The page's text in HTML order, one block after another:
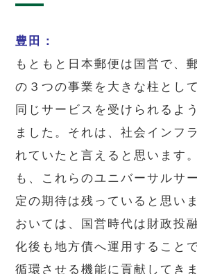
豊田：
もともと日本郵便は国営で、
の３つの事業を大きな柱とし
同じサービスを受けられるよ
ました。それは、社会インフ
れていたと言えると思います
も、これらのユニバーサルサ
定の期待は残っていると思
おいては、国営時代は財政投
化後も地方債へ運用すること
循環させる機能に貢献してき